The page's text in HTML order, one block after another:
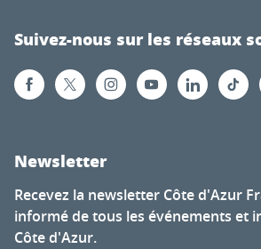
Suivez-nous sur les réseaux
Newsletter
Recevez la newsletter Côte d'Azur
informé de tous les événements et
Côte d'Azur.